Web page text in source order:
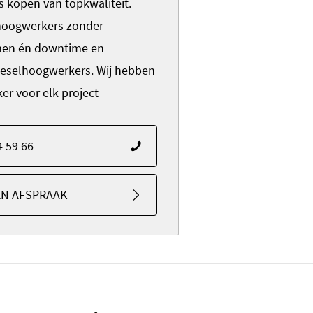
kopen van topkwaliteit.
zonder
én downtime en
Wij hebben
voor elk project
59 66
AFSPRAAK